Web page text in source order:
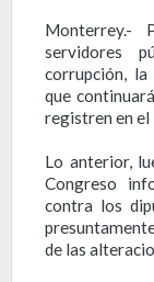
Monterrey.-
servidores
corrupción,
que
registren en el
Lo anterior,
Congreso
contra los
de las